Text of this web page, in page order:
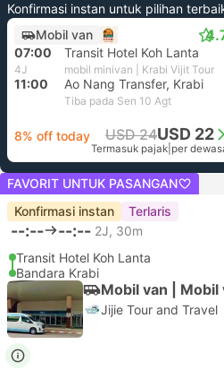
Konfirmasi instan untuk pilihan
Mobil van
07:00 Transit Hotel Koh Lanta
4J mobil minivan | Krabi Vijit Tour
11:00 Ao Nang Transfer, Krabi
Tiba pada Sen 10 Agt
8% off today USD 24USD 22
Termasuk pajak per
FAVORIT UNTUK PASANGAN
Konfirmasi instan
Terlaris
--:-- --:-- 2J, 30m
Transit Hotel Koh Lanta
Bandara Krabi
Mobil van | Mobil
Jijie Tour and Travel